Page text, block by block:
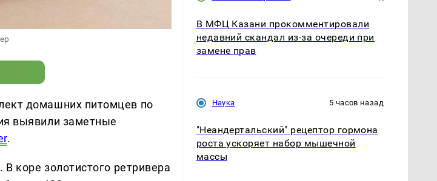
домашних питомцев по
выявили заметные
.
коре золотистого ретривера
В МФЦ Казани прокомментировали
недавний скандал из-за очереди при
замене прав
Наука 5 часов назад
"Неандертальский" рецептор гормона
роста ускоряет набор мышечной
массы